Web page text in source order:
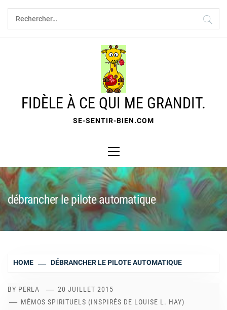
Skip
content
Rechercher :
FIDÈLE À CE QUI ME GRANDIT.
SE-SENTIR-BIEN.COM
Menu
débrancher le pilote automatique
HOME DÉBRANCHER LE PILOTE AUTOMATIQUE
BY PERLA
20 JUILLET 2015
MÉMOS SPIRITUELS (INSPIRÉS DE LOUISE L. HAY)